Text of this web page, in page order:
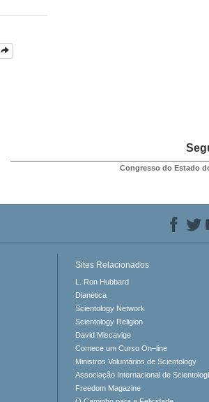
Congresso do Estado
Sites Relacionados
L. Ron Hubbard
Dianética
Scientology Network
Scientology Religion
David Miscavige
Comece um Curso On–line
Ministros Voluntários de Scientology
Associação Internacional de
Freedom Magazine